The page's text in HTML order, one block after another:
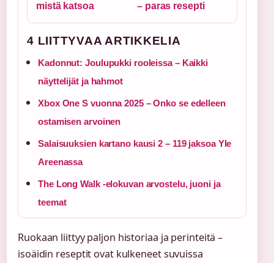
mistä katsoa
– paras resepti
4 LIITTYVAA ARTIKKELIA
Kadonnut: Joulupukki rooleissa – Kaikki
näyttelijät ja hahmot
Xbox One S vuonna 2025 – Onko se edelleen
ostamisen arvoinen
Salaisuuksien kartano kausi 2 – 119 jaksoa Yle
Areenassa
The Long Walk -elokuvan arvostelu, juoni ja
teemat
Ruokaan liittyy paljon historiaa ja perinteitä –
isoäidin reseptit ovat kulkeneet suvuissa